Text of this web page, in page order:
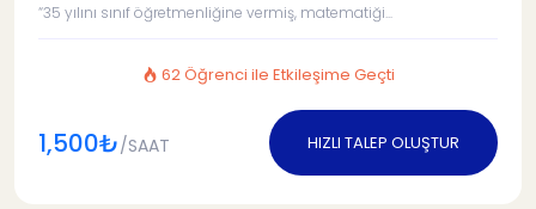
“35 yılını sınıf öğretmenliğine vermiş, matematiği...
62 Öğrenci ile Etkileşime Geçti
1,500₺/SAAT HIZLI TALEP OLUŞTUR